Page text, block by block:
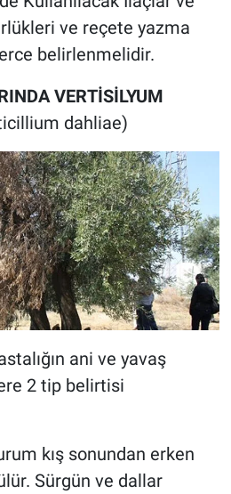
ve reçete yazma
belirlenmelidir.
VERTİSİLYUM
dahliae)
ani ve yavaş
2 tip belirtisi
kış sonundan erken
Sürgün ve dallar